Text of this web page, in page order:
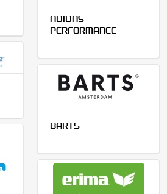
ADIDAS
PERFORMANCE
BARTS